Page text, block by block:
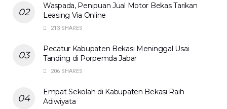
Waspada, Penipuan Jual Motor Bekas Tarikan
Leasing Via Online
213 SHARES
Pecatur Kabupaten Bekasi Meninggal Usai
Tanding di Porpemda Jabar
206 SHARES
Empat Sekolah di Kabupaten Bekasi Raih
Adiwiyata